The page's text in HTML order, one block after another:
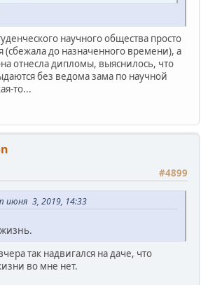
научного общества просто
(сбежала до назначенного времени), а
отнесла дипломы, выяснилось, что
без ведома зама по научной
то...
#4899
июня 3, 2019, 14:33
так надвигался на даче, что
во мне нет.